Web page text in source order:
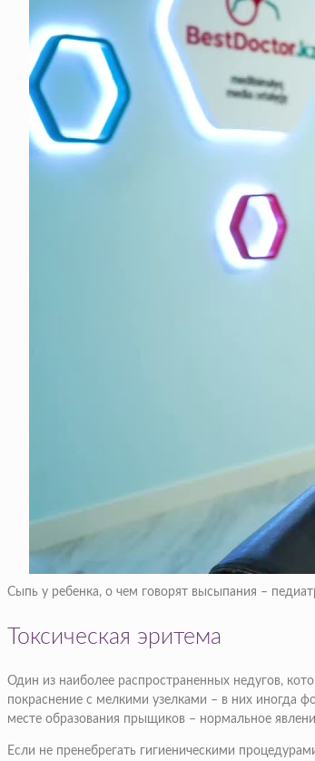
Сыпь у ребенка, о чем говорят высыпания –
Токсическая эритема
Один из наиболее распространенных недугов,
покраснение с мелкими узелками – в них иногда
месте образования прыщиков – нормальное
Если не пренебрегать гигиеническими